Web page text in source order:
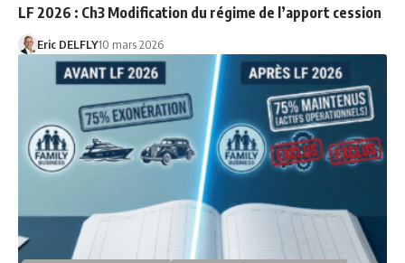
LF 2026 : Ch3 Modification du régime de l’apport cession
Eric DELFLY10 mars 2026